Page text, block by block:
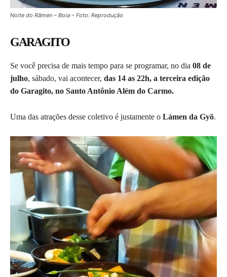
Noite do Rãmen – Boia – Foto: Reprodução
GARAGITO
Se você precisa de mais tempo para se programar, no dia 08 de
julho, sábado, vai acontecer, das 14 as 22h, a terceira edição
do Garagito, no Santo Antônio Além do Carmo.
Uma das atrações desse coletivo é justamente o Lámen da Gyõ.